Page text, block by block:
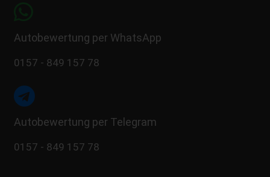
Autobewertung per WhatsApp
0157 - 849 157 78
Autobewertung per Telegram
0157 - 849 157 78